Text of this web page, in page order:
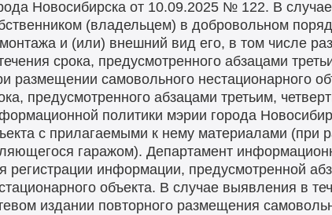
Новосибирска от 10.09.2025 № 122. В
(владельцем) в добровольном
и (или) внешний вид его, в том числе
срока, предусмотренного абзацами
размещении самовольного нестационарного
предусмотренного абзацами третьим,
политики мэрии города
с прилагаемыми к нему материалами (при
гаражом). Департамент
регистрации информации, предусмотренной
объекта. В случае выявления в
издании повторного размещения